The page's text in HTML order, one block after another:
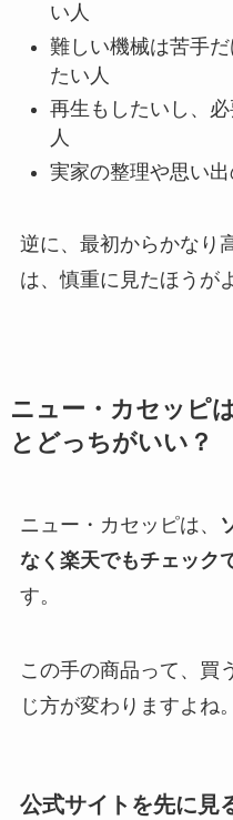
い人
難しい機械は苦手
たい人
再生もしたいし、
人
実家の整理や思い
逆に、最初からかなり
は、慎重に見たほうが
ニュー・カセッピ
とどっちがいい？
ニュー・カセッピは、
なく楽天でもチェック
す。
この手の商品って、買
じ方が変わりますよね。
公式サイトを先に見